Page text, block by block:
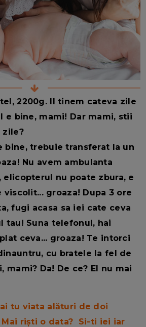
2200g. Il tinem cateva zile
e bine, mami! Dar mami, stii
zile?
bine, trebuie transferat la un
Nu avem ambulanta
elicopterul nu poate zbura, e
groaza! Dupa 3 ore
fugi acasa sa iei cate ceva
tau! Suna telefonul, hai
ceva... groaza! Te intorci
cu bratele la fel de
mami? Da! De ce? El nu mai
tu viata alături de doi
Mai riști o data? Si-ti iei iar